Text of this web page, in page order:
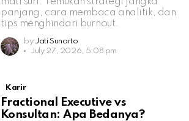
panjang, cara membaca analitik, dan
tips menghindari burnout.
by Jati Sunarto
July 27, 2026, 5:08 pm
Karir
Fractional Executive vs
Konsultan: Apa Bedanya?